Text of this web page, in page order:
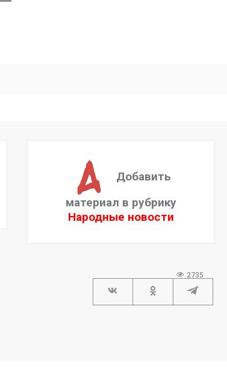
Добавить
материал в рубрику
Народные новости
2735